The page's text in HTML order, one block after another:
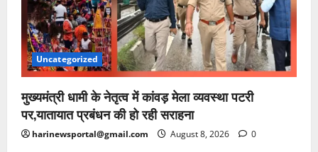
Uncategorized
मुख्यमंत्री धामी के नेतृत्व में कांवड़ मेला व्यवस्था पटरी
पर,यातायात प्रबंधन की हो रही सराहना
harinewsportal@gmail.com August 8, 2026 0